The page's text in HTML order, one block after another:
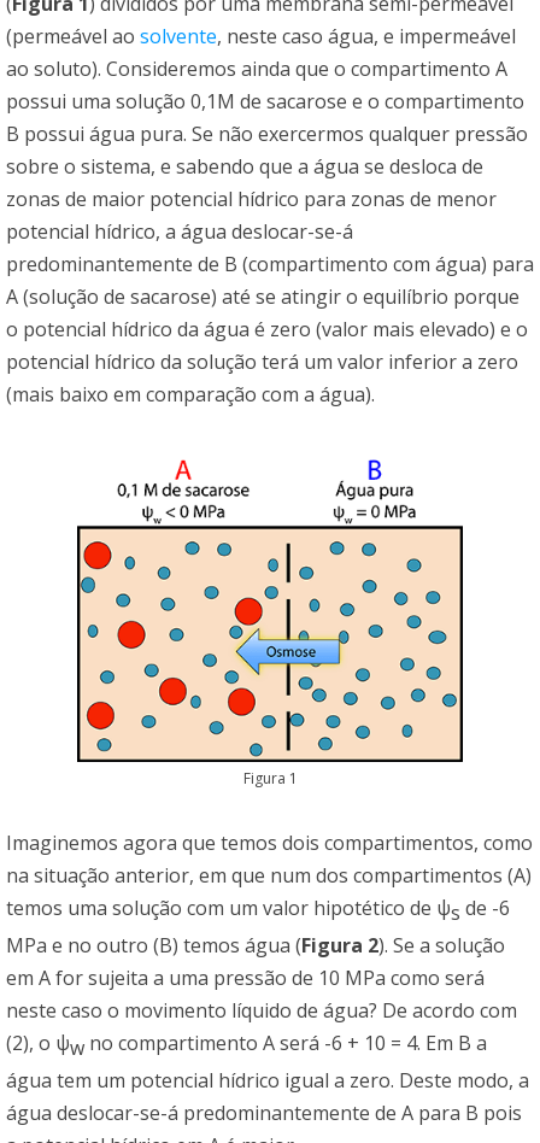
(permeável ao solvente, neste caso água, e impermeável
ao soluto). Consideremos ainda que o compartimento A
possui uma solução 0,1M de sacarose e o compartimento
B possui água pura. Se não exercermos qualquer pressão
sobre o sistema, e sabendo que a água se desloca de
zonas de maior potencial hídrico para zonas de menor
potencial hídrico, a água deslocar-se-á
predominantemente de B (compartimento com água) para
A (solução de sacarose) até se atingir o equilíbrio porque
o potencial hídrico da água é zero (valor mais elevado) e o
potencial hídrico da solução terá um valor inferior a zero
(mais baixo em comparação com a água).
Figura 1
Imaginemos agora que temos dois compartimentos, como
na situação anterior, em que num dos compartimentos (A)
temos uma solução com um valor hipotético de ψs de -6
MPa e no outro (B) temos água (Figura 2). Se a solução
em A for sujeita a uma pressão de 10 MPa como será
neste caso o movimento líquido de água? De acordo com
(2), o ψw no compartimento A será -6 + 10 = 4. Em B a
água tem um potencial hídrico igual a zero. Deste modo, a
água deslocar-se-á predominantemente de A para B pois